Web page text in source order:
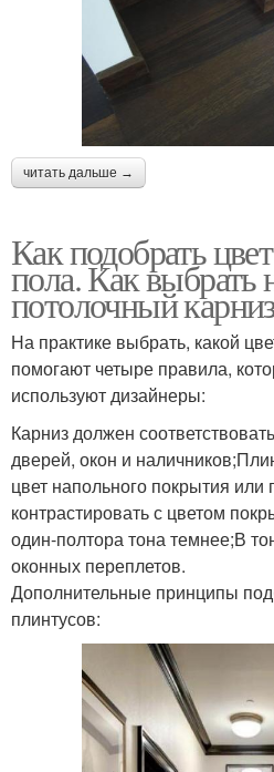
читать дальше →
Как подобрать
пола. Как
потолочный
На практике выбрать, какой
помогают четыре правила,
используют дизайнеры:
Карниз должен
дверей, окон и
цвет напольного покрытия
контрастировать с цветом
один-полтора тона темнее;В
оконных переплетов.
Дополнительные принципы
плинтусов: